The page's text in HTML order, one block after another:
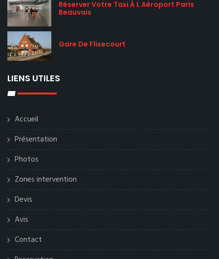
Réserver Votre Taxi À L Aéroport Paris
Beauvais
Gare De Flixecourt
LIENS UTILES
Accueil
Présentation
Photos
Zones intervention
Devis
Avis
Contact